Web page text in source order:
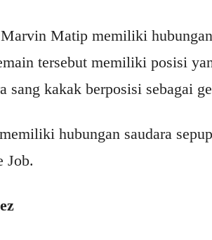
Matip memiliki hubungan
tersebut memiliki posisi
sang kakak berposisi sebagai
hubungan saudara
Job.